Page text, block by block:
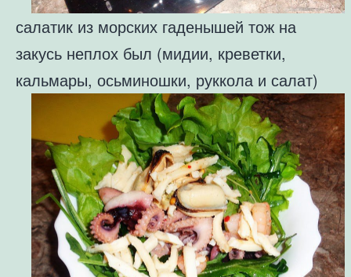
салатик из морских гаденышей тож на
закусь неплох был (мидии, креветки,
кальмары, осьминошки, руккола и салат)